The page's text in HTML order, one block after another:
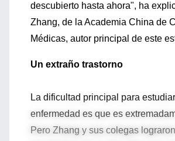
descubierto hasta ahora", ha
Zhang, de la Academia China de
Médicas, autor principal de este
Un extraño trastorno
La dificultad principal para
enfermedad es que es
Pero Zhang y sus colegas